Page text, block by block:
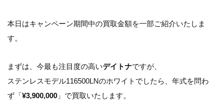
本日はキャンペーン期間中の買取金額を一部ご紹介いたしま
す。
まずは、今最も注目度の高いデイトナですが、
ステンレスモデル116500LNのホワイトでしたら、年式を問わ
ず「¥3,900,000 」で買取いたします。